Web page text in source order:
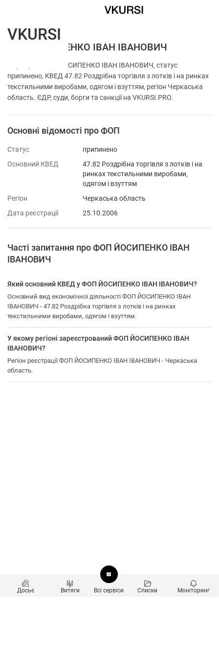
ФОП ЙОСИПЕНКО ІВАН ІВАНОВИЧ
Перевірка ФОП ЙОСИПЕНКО ІВАН ІВАНОВИЧ, статус
припинено, КВЕД 47.82 Роздрібна торгівля з лотків і на ринках
текстильними виробами, одягом і взуттям, регіон Черкаська
область. ЄДР, суди, борги та санкції на VKURSI.PRO.
Основні відомості про ФОП
Статус
припинено
Основний КВЕД
47.82 Роздрібна торгівля з лотків і на
ринках текстильними виробами,
одягом і взуттям
Регіон
Черкаська область
Дата реєстрації
25.10.2006
Часті запитання про ФОП ЙОСИПЕНКО ІВАН
ІВАНОВИЧ
Який основний КВЕД у ФОП ЙОСИПЕНКО ІВАН ІВАНОВИЧ?
Основний вид економічної діяльності ФОП ЙОСИПЕНКО ІВАН
ІВАНОВИЧ - 47.82 Роздрібна торгівля з лотків і на ринках
текстильними виробами, одягом і взуттям.
У якому регіоні зареєстрований ФОП ЙОСИПЕНКО ІВАН
ІВАНОВИЧ?
Регіон реєстрації ФОП ЙОСИПЕНКО ІВАН ІВАНОВИЧ - Черкаська
область.
Досьє Витяги Всі сервіси Списки Моніторинг
VKURSI